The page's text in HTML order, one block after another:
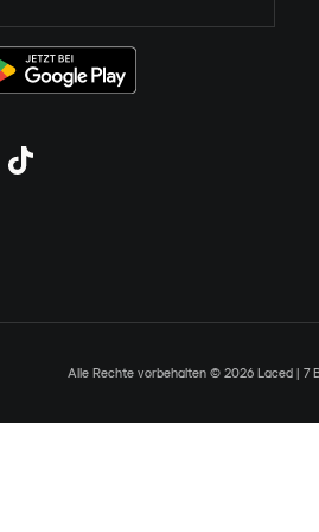
Alle Rechte vorbehalten © 2026 Laced | 7